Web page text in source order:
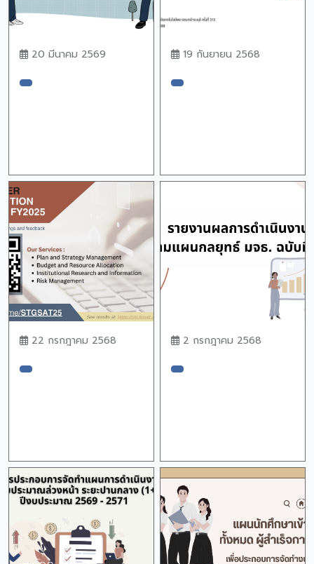
20 มีนาคม 2569 19 กันยายน 2568
22 กรกฎาคม 2568 2 กรกฎาคม 2568